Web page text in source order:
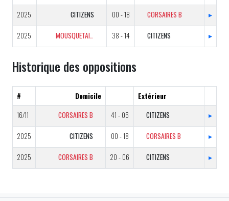
2025 CITIZENS 00 - 18 CORSAIRES B ▸
2025 MOUSQUETAIRES 38 - 14 CITIZENS ▸
Historique des oppositions
# Domicile
Extérieur
16/11
CORSAIRES B 41 - 06 CITIZENS ▸
2025 CITIZENS 00 - 18 CORSAIRES B ▸
2025 CORSAIRES B 20 - 06 CITIZENS ▸